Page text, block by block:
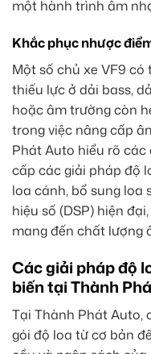
một hành trình âm
Khắc phục nhược
Một số chủ xe VF9
thiếu lực ở dải bass,
hoặc âm trường còn
trong việc nâng cấp
Phát Auto hiểu rõ các
cấp các giải pháp độ
loa cánh, bổ sung loa
hiệu số (DSP) hiện
mang đến chất lượng
Các giải pháp độ
biến tại Thành
Tại Thành Phát Auto,
gói độ loa từ cơ bản